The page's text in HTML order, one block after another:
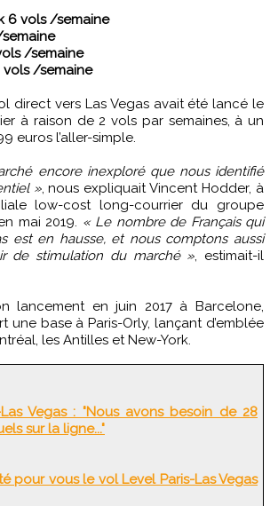
6 vols /semaine
/semaine
vols /semaine
direct vers Las Vegas avait été lancé le
à raison de 2 vols par semaines, à un
euros l’aller-simple.
encore inexploré que nous identifié
», nous expliquait Vincent Hodder, à
low-cost long-courrier du groupe
mai 2019. « Le nombre de Français qui
est en hausse, et nous comptons aussi
de stimulation du marché », estimait-il
lancement en juin 2017 à Barcelone,
une base à Paris-Orly, lançant d’emblée
les Antilles et New-York.
Vegas : "Nous avons besoin de 28
sur la ligne..."
pour vous le vol Level Paris-Las Vegas